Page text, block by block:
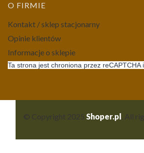
O FIRMIE
Kontakt / sklep stacjonarny
Opinie klientów
Informacje o sklepie
Ta strona jest chroniona przez
Shoper.pl